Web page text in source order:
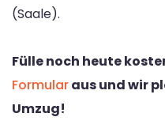
(Saale).
Fülle noch heute
Formularaus und wir
Umzug!